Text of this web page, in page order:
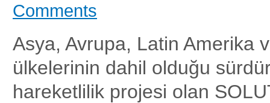
Comments
Asya, Avrupa, Latin Amerika
ülkelerinin dahil olduğu
hareketlilik projesi olan